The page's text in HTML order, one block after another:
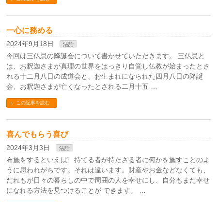
一心に務める
2024年9月18日 法話
今回は三仏忌の降誕会について書かせていただきます。 三仏忌と
は、お釈迦さまが真理の世界をはっきり自覚し仏教が始まったとさ
れる十二月八日の成道会と、お生まれになられた四月八日の降誕
会、お釈迦さまが亡くなったとされる二月十五 …
この記事を読む
喜んでもらう喜び
2024年3月3日 法話
布施をするといえば、持てる者が持たざる者に何かを施すことのよ
うに思われがちです。それは違います。財産やお金などなくても、
だれもが日々の暮らしの中で周囲の人を幸せにし、自分もまた幸せ
になれる方法を見つけることが できます。 …